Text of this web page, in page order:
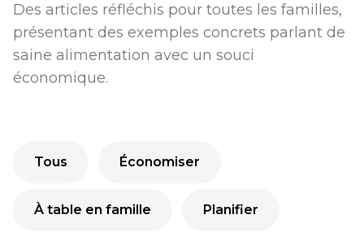
Des articles réfléchis pour toutes les familles,
présentant des exemples concrets parlant de
saine alimentation avec un souci
économique.
Tous Économiser
À table en famille Planifier